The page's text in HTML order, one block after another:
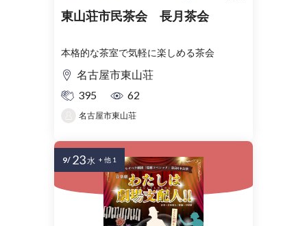
東山荘市民茶会 長月茶会
本格的な茶室で気軽に楽しめる茶会
名古屋市東山荘
395
62
名古屋市東山荘
9/ 23水 + 他 1